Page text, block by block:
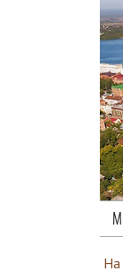
На